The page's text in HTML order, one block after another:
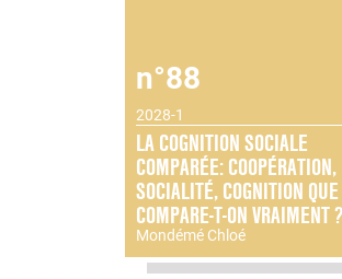
n°88
2028-1
LA COGNITION SOCIALE
COMPARÉE: COOPÉRATION,
SOCIALITÉ, COGNITION QUE
COMPARE-T-ON VRAIMENT ?
Mondémé Chloé